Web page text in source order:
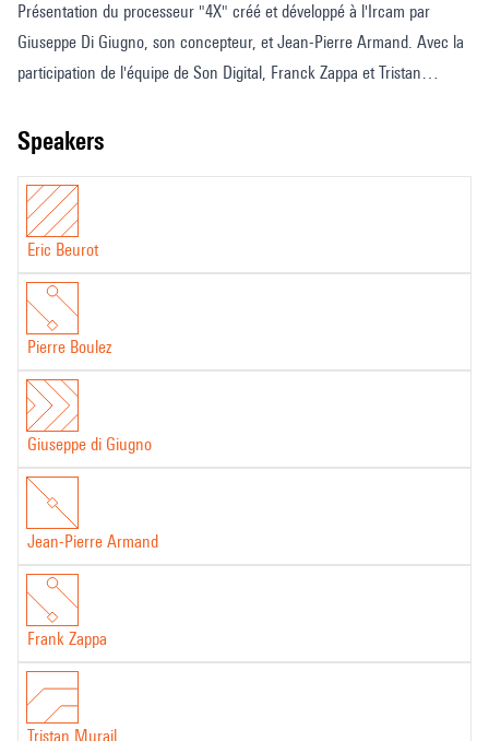
Présentation du processeur "4X" créé et développé à l'Ircam par
Giuseppe Di Giugno, son concepteur, et Jean-Pierre Armand. Avec la
participation de l'équipe de Son Digital, Franck Zappa et Tristan
et l'Ensemble Intercontemporain. Évocation de l'industrialisation de la
© Ircam-Centre Pompidou, 1984
speakers
Eric Beurot
Pierre Boulez
Giuseppe di Giugno
Jean-Pierre Armand
Frank Zappa
Tristan Murail